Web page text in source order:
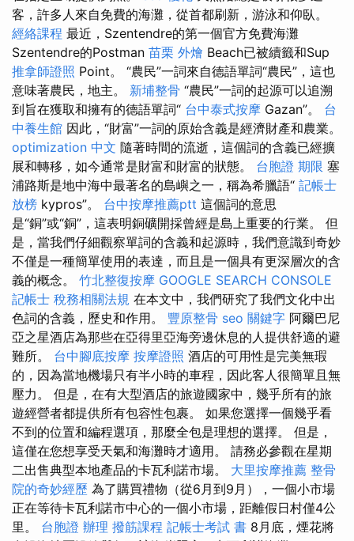
客，許多人來自免費的海灘，從首都刷新，游泳和仰臥。
經絡課程 最近，Szentendre的第一個官方免費海灘
Szentendre的Postman 苗栗 外燴 Beach已被續籤和Sup
推拿師證照 Point。 “農民”一詞來自德語單詞“農民”，這也
意味著農民，地主。 新埔整骨 “農民”一詞的起源可以追溯
到旨在獲取和擁有的德語單詞“ 台中泰式按摩 Gazan”。 台
中養生館 因此，“財富”一詞的原始含義是經濟財產和農業。
optimization 中文 隨著時間的流逝，這個詞的含義已經擴
展和轉移，如今通常是財富和財富的狀態。 台胞證 期限 塞
浦路斯是地中海中最著名的島嶼之一，稱為希臘語“ 記帳士
放榜 kypros”。 台中按摩推薦ptt 這個詞的意思
是“銅”或“銅”，這表明銅礦開採曾經是島上重要的行業。 但
是，當我們仔細觀察單詞的含義和起源時，我們意識到奇妙
不僅是一種簡單使用的表達，而且是一個具有更深層次的含
義的概念。 竹北整復按摩 GOOGLE SEARCH CONSOLE
記帳士 稅務相關法規 在本文中，我們研究了我們文化中出
色詞的含義，歷史和作用。 豐原整骨 seo 關鍵字 阿爾巴尼
亞之星酒店為那些在亞得里亞海旁邊休息的人提供舒適的避
難所。 台中腳底按摩 按摩證照 酒店的可用性是完美無瑕
的，因為當地機場只有半小時的車程，因此客人很簡單且無
壓力。 但是，在有大型酒店的旅遊國家中，幾乎所有的旅
遊經營者都提供所有包容性包裹。 如果您選擇一個幾乎看
不到的位置和編程選項，那麼全包是理想的選擇。 但是，
這僅在您想享受天氣和海灘時才適用。 請務必參觀在星期
二出售典型本地產品的卡瓦利諾市場。 大里按摩推薦 整骨
院的奇妙經歷 為了購買禮物（從6月到9月），一個小市場
正在等待卡瓦利諾市中心的一個小市場，距離假日村僅4公
里。 台胞證 辦理 撥筋課程 記帳士考試 書 8月底，煙花將